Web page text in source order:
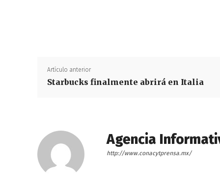
Artículo anterior
Starbucks finalmente abrirá en Italia
Agencia
http://www.conacytprensa.mx/